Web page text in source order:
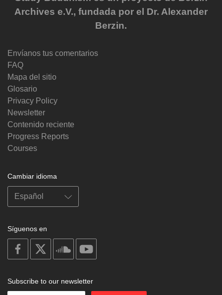
Archives e.V., fundada por el Dr. Alexander
Berzin.
Envíanos tus comentarios
FAQ
Mapa del sitio
Glosario
Privacy Policy
Newsletter
Contenido reciente
Progress Reports
Courses
Cambiar idioma
Síguenos en
on
facebook
soundcloud
Subscribe to our newsletter